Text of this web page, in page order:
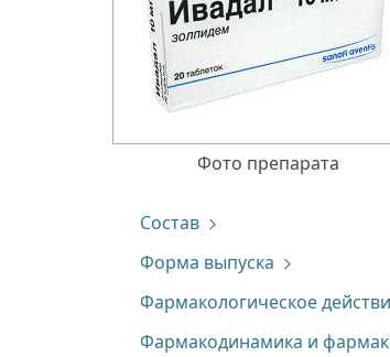
Фото препарата
Состав
Форма выпуска
Фармакологическое
Фармакодинамика и